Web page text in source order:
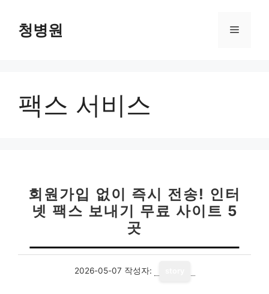
청병원 메
팩스 서비스
회원가입 없이 즉시 전송! 인터
넷 팩스 보내기 무료 사이트 5
곳
2026-05-07 작성자: